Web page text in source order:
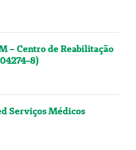
– Centro de Reabilitação
8)
Serviços Médicos